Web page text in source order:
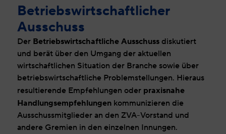
Betriebswirtschaftlicher
Ausschuss
Der Betriebswirtschaftliche Ausschussdiskutiert
und berät über den Umgang der aktuellen
wirtschaftlichen Situation der Branche sowie über
betriebswirtschaftliche Problemstellungen. Hieraus
resultierende Empfehlungen oder praxisnahe
Handlungsempfehlungenkommunizieren die
Ausschussmitglieder an den ZVA-Vorstand und
andere Gremien in den einzelnen Innungen.